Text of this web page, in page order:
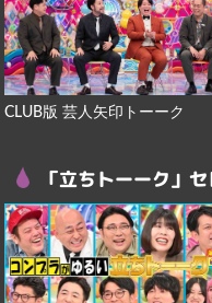
CLUB版 芸人矢印トーーク
「立ちトーーク」